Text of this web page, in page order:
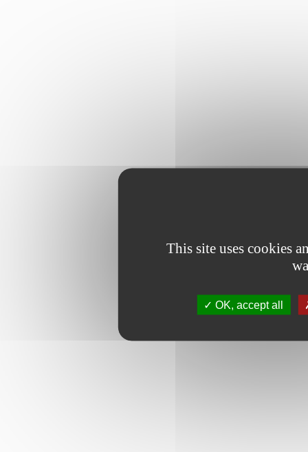
This site uses cookies
OK, accept all